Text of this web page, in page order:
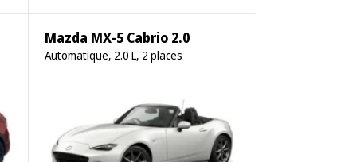
Mazda MX-5 Cabrio 2.0
Automatique, 2.0 L, 2 places